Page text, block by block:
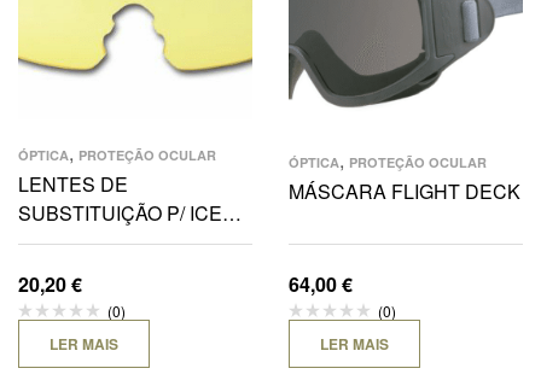
ÓPTICA, PROTEÇÃO OCULAR
LENTES DE
SUBSTITUIÇÃO P/ ICE
NPF (NARO) – AMARELA
20,20€
(0)
LER MAIS
ÓPTICA, PROTEÇÃO OCULAR
MÁSCARA FLIGHT DECK
64,00€
(0)
LER MAIS